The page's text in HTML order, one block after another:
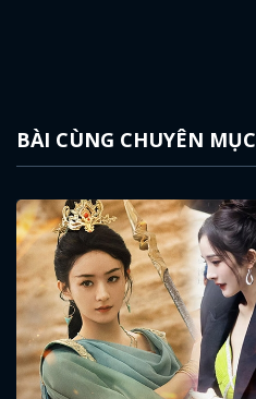
BÀI CÙNG CHUYÊN MỤC